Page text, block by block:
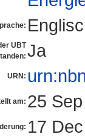
UBTJa
URN:
am: 25
17